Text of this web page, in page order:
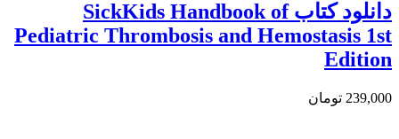
دانلود كتاب SickKids Handbook of
Pediatric Thrombosis and Hemostasis 1st
Edition
239,000 تومان